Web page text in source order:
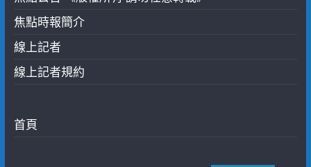
焦點時報簡介
線上記者
線上記者規約
首頁